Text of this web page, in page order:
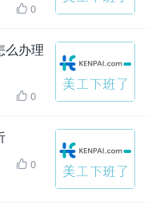
 0
么办理
 0
 0